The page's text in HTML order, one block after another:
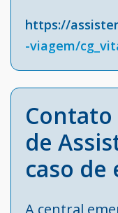
https://
-viagem/
de
caso de